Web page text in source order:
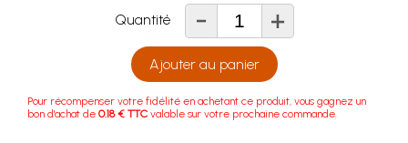
Quantité - +
Ajouter au panier
Pour récompenser votre fidélité en achetant ce produit, vous gagnez un
bon d'achat de 0.18 € TTC valable sur votre prochaine commande.